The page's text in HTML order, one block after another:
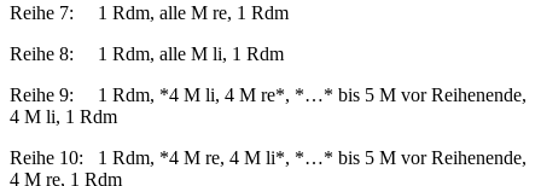
Reihe 7: 1 Rdm, alle M re, 1 Rdm
Reihe 8: 1 Rdm, alle M li, 1 Rdm
Reihe 9: 1 Rdm, *4 M li, 4 M re*, *…* bis 5 M vor Reihenende,
4 M li, 1 Rdm
Reihe 10: 1 Rdm, *4 M re, 4 M li*, *…* bis 5 M vor Reihenende,
4 M re, 1 Rdm